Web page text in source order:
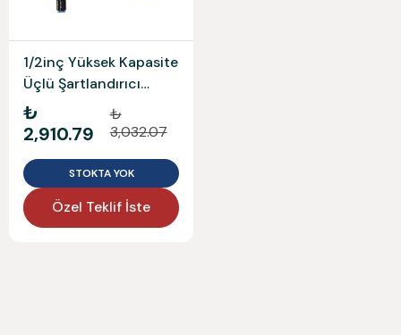
1/2inç Yüksek Kapasite
Üçlü Şartlandırıcı
ISAIAH
₺
2,910.79
₺
3,032.07
STOKTA YOK
Özel Teklif İste